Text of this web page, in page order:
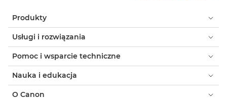
Produkty
Usługi i rozwiązania
Pomoc i wsparcie techniczne
Nauka i edukacja
O Canon